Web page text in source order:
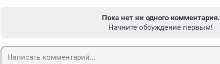
Пока нет ни одного комментария.
Начните обсуждение первым!